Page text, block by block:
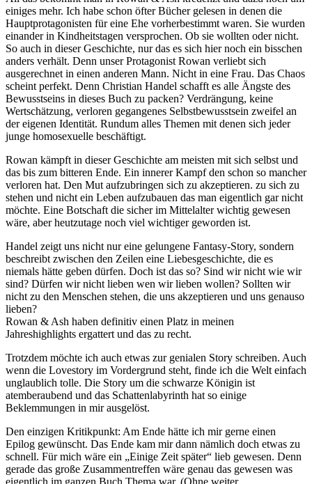
einiges mehr. Ich habe schon öfter Bücher gelesen in denen die
Hauptprotagonisten für eine Ehe vorherbestimmt waren. Sie wurden
einander in Kindheitstagen versprochen. Ob sie wollten oder nicht.
So auch in dieser Geschichte, nur das es sich hier noch ein bisschen
anders verhält. Denn unser Protagonist Rowan verliebt sich
ausgerechnet in einen anderen Mann. Nicht in eine Frau. Das Chaos
scheint perfekt. Denn Christian Handel schafft es alle Ängste des
Bewusstseins in dieses Buch zu packen? Verdrängung, keine
Wertschätzung, verloren gegangenes Selbstbewusstsein zweifel an
der eigenen Identität. Rundum alles Themen mit denen sich jeder
junge homosexuelle beschäftigt.
Rowan kämpft in dieser Geschichte am meisten mit sich selbst und
das bis zum bitteren Ende. Ein innerer Kampf den schon so mancher
verloren hat. Den Mut aufzubringen sich zu akzeptieren. zu sich zu
stehen und nicht ein Leben aufzubauen das man eigentlich gar nicht
möchte. Eine Botschaft die sicher im Mittelalter wichtig gewesen
wäre, aber heutzutage noch viel wichtiger geworden ist.
Handel zeigt uns nicht nur eine gelungene Fantasy-Story, sondern
beschreibt zwischen den Zeilen eine Liebesgeschichte, die es
niemals hätte geben dürfen. Doch ist das so? Sind wir nicht wie wir
sind? Dürfen wir nicht lieben wen wir lieben wollen? Sollten wir
nicht zu den Menschen stehen, die uns akzeptieren und uns genauso
lieben?
Rowan & Ash haben definitiv einen Platz in meinen
Jahreshighlights ergattert und das zu recht.
Trotzdem möchte ich auch etwas zur genialen Story schreiben. Auch
wenn die Lovestory im Vordergrund steht, finde ich die Welt einfach
unglaublich tolle. Die Story um die schwarze Königin ist
atemberaubend und das Schattenlabyrinth hat so einige
Beklemmungen in mir ausgelöst.
Den einzigen Kritikpunkt: Am Ende hätte ich mir gerne einen
Epilog gewünscht. Das Ende kam mir dann nämlich doch etwas zu
schnell. Für mich wäre ein „Einige Zeit später“ lieb gewesen. Denn
gerade das große Zusammentreffen wäre genau das gewesen was
eigentlich im ganzen Buch Thema war. (Ohne weiter